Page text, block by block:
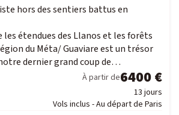
hors des sentiers battus en
les étendues des Llanos et les forêts
du Méta/ Guaviare est un trésor
dernier grand coup de…
À partir de6400 €
13 jours
Vols inclus - Au départ de Paris